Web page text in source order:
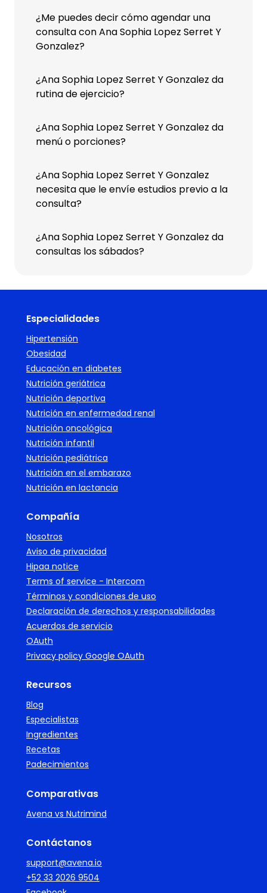
¿Me puedes decir cómo agendar una
consulta con Ana Sophia Lopez Serret Y
Gonzalez?
¿Ana Sophia Lopez Serret Y Gonzalez da
rutina de ejercicio?
¿Ana Sophia Lopez Serret Y Gonzalez da
menú o porciones?
¿Ana Sophia Lopez Serret Y Gonzalez
necesita que le envíe estudios previo a la
consulta?
¿Ana Sophia Lopez Serret Y Gonzalez da
consultas los sábados?
Especialidades
Hipertensión
Obesidad
Educación en diabetes
Nutrición geriátrica
Nutrición deportiva
Nutrición en enfermedad renal
Nutrición oncológica
Nutrición infantil
Nutrición pediátrica
Nutrición en el embarazo
Nutrición en lactancia
Compañía
Nosotros
Aviso de privacidad
Hipaa notice
Terms of service - Intercom
Términos y condiciones de uso
Declaración de derechos y responsabilidades
Acuerdos de servicio
OAuth
Privacy policy Google OAuth
Recursos
Blog
Especialistas
Ingredientes
Recetas
Padecimientos
Comparativas
Avena vs Nutrimind
Contáctanos
support@avena.io
+52 33 2026 9504